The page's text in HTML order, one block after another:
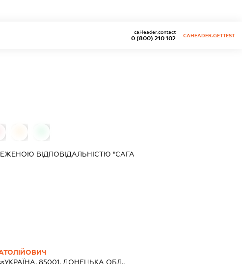
0 (800) 210 102
caHeader.contact
CAHEADER.GETTEST
ВІДПОВІДАЛЬНІСТЮ "САГА
УКРАЇНА, 85001, ДОНЕЦЬКА ОБЛ.,